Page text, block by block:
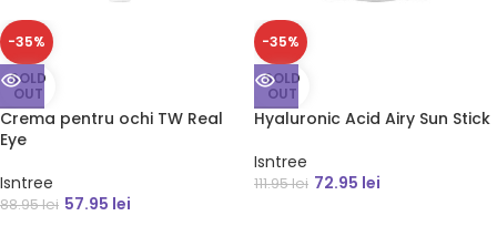
-35%
SOLD
OUT
Crema pentru ochi TW Real
Eye
Isntree
88.95lei 57.95 lei
-35%
SOLD
OUT
Hyaluronic Acid Airy Sun Stick
Isntree
111.95lei 72.95 lei